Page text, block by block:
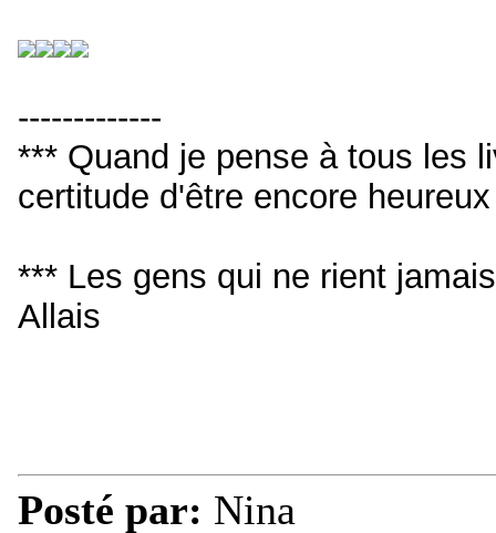
-------------
*** Quand je pense à tous les
certitude d'être encore
*** Les gens qui ne rient
Allais
Posté par: Nina